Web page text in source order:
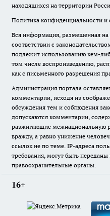
находящихся на территории
Политика конфиденциальности
Вся информация, размещенная на
соответствии с
подлежит использованию кем-
том числе воспроизведению,
как с письменного разрешения
Администрация портала
комментарии, исходя из
обсуждения тем и соблюдения
допускаются комментарии,
разжигающие межнациональную
вражду, а равно унижение
ссылок не по теме. IP-адреса
требования, могут быть
правоохранительные органы.
16+